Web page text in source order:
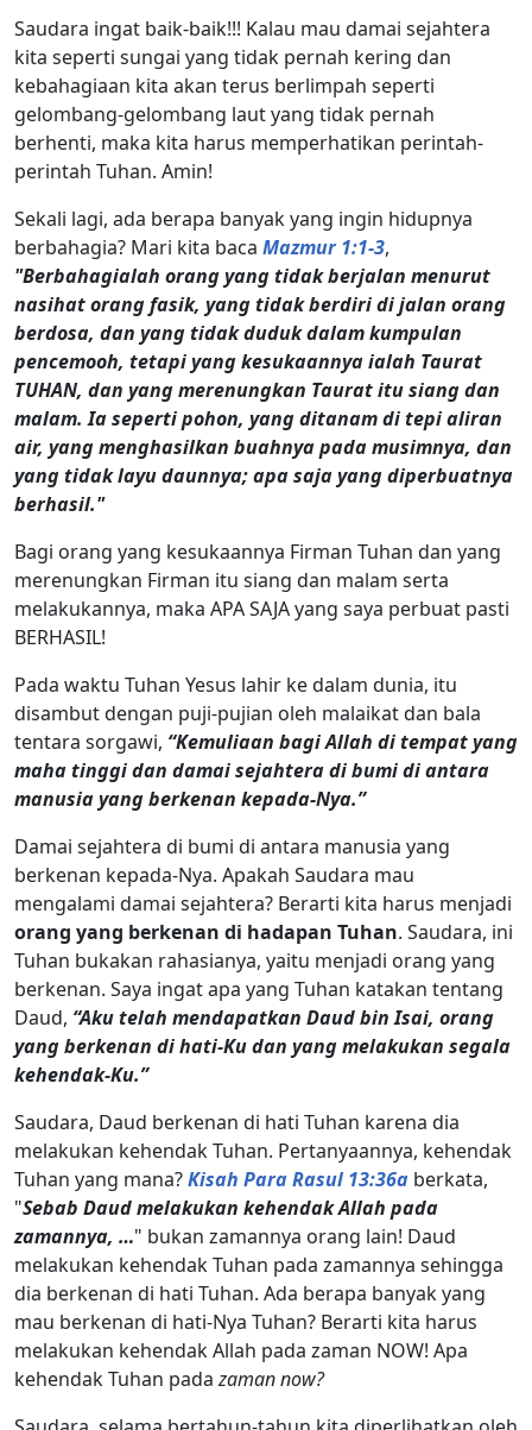
Saudara ingat baik-baik!!! Kalau mau damai sejahtera
kita seperti sungai yang tidak pernah kering dan
kebahagiaan kita akan terus berlimpah seperti
gelombang-gelombang laut yang tidak pernah
berhenti, maka kita harus memperhatikan perintah-
perintah Tuhan. Amin!
Sekali lagi, ada berapa banyak yang ingin hidupnya
berbahagia? Mari kita baca Mazmur 1:1-3,
"Berbahagialah orang yang tidak berjalan menurut
nasihat orang fasik, yang tidak berdiri di jalan orang
berdosa, dan yang tidak duduk dalam kumpulan
pencemooh, tetapi yang kesukaannya ialah Taurat
TUHAN, dan yang merenungkan Taurat itu siang dan
malam. Ia seperti pohon, yang ditanam di tepi aliran
air, yang menghasilkan buahnya pada musimnya, dan
yang tidak layu daunnya; apa saja yang diperbuatnya
berhasil."
Bagi orang yang kesukaannya Firman Tuhan dan yang
merenungkan Firman itu siang dan malam serta
melakukannya, maka APA SAJA yang saya perbuat pasti
BERHASIL!
Pada waktu Tuhan Yesus lahir ke dalam dunia, itu
disambut dengan puji-pujian oleh malaikat dan bala
tentara sorgawi, “Kemuliaan bagi Allah di tempat yang
maha tinggi dan damai sejahtera di bumi di antara
manusia yang berkenan kepada-Nya.”
Damai sejahtera di bumi di antara manusia yang
berkenan kepada-Nya. Apakah Saudara mau
mengalami damai sejahtera? Berarti kita harus menjadi
orang yang berkenan di hadapan Tuhan. Saudara, ini
Tuhan bukakan rahasianya, yaitu menjadi orang yang
berkenan. Saya ingat apa yang Tuhan katakan tentang
Daud, “Aku telah mendapatkan Daud bin Isai, orang
yang berkenan di hati-Ku dan yang melakukan segala
kehendak-Ku.”
Saudara, Daud berkenan di hati Tuhan karena dia
melakukan kehendak Tuhan. Pertanyaannya, kehendak
Tuhan yang mana?Kisah Para Rasul 13:36a berkata,
"Sebab Daud melakukan kehendak Allah pada
zamannya, …" bukan zamannya orang lain! Daud
melakukan kehendak Tuhan pada zamannya sehingga
dia berkenan di hati Tuhan. Ada berapa banyak yang
mau berkenan di hati-Nya Tuhan? Berarti kita harus
melakukan kehendak Allah pada zaman NOW! Apa
kehendak Tuhan padazaman now?